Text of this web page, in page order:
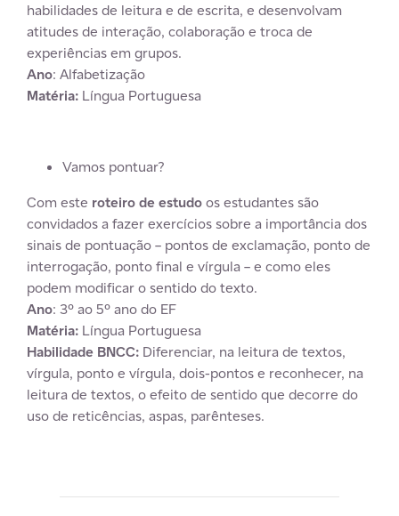
habilidades de leitura e de escrita, e desenvolvam
atitudes de interação, colaboração e troca de
experiências em grupos.
Ano: Alfabetização
Matéria: Língua Portuguesa
Vamos pontuar?
Com este roteiro de estudoos estudantes são
convidados a fazer exercícios sobre a importância dos
sinais de pontuação – pontos de exclamação, ponto de
interrogação, ponto final e vírgula – e como eles
podem modificar o sentido do texto.
Ano: 3º ao 5º ano do EF
Matéria: Língua Portuguesa
Habilidade BNCC: Diferenciar, na leitura de textos,
vírgula, ponto e vírgula, dois-pontos e reconhecer, na
leitura de textos, o efeito de sentido que decorre do
uso de reticências, aspas, parênteses.